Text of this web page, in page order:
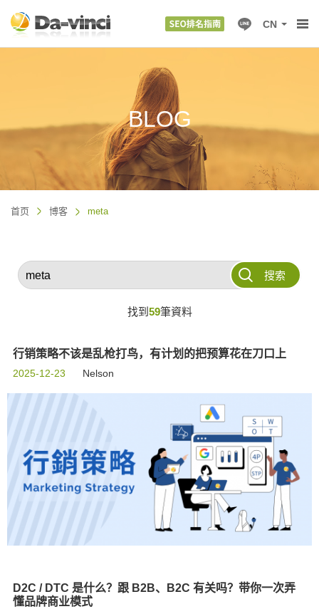
CN
BLOG
首页 博客 meta
搜索
找到 59筆資料
行销策略不该是乱枪打鸟，有计划的把预算花在刀口上
2025-12-23 Nelson
D2C / DTC 是什么？跟 B2B、B2C 有关吗？带你一次弄
懂品牌商业模式